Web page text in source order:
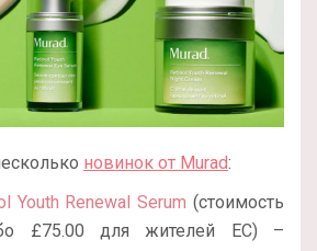
новинок от Murad:
Youth Renewal Serum (стоимость
£75.00 для жителей ЕС) –